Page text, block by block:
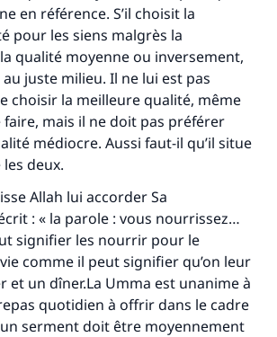
en référence. S’il choisit la
pour les siens malgrès la
qualité moyenne ou inversement,
au juste milieu. Il ne lui est pas
choisir la meilleure qualité, même
mais il ne doit pas préférer
médiocre. Aussi faut-il qu’il situe
deux.
Allah lui accorder Sa
: « la parole : vous nourrissez…
signifier les nourrir pour le
comme il peut signifier qu’on leur
et un dîner.La Umma est unanime à
quotidien à offrir dans le cadre
serment doit être moyennement
contribution
à apporter des réponses.
d'Allah (Paix sur lui) a dit:
une bonne action obtient la
que celui qui le fait."
(MOUSLIM 1893)
IslamQA